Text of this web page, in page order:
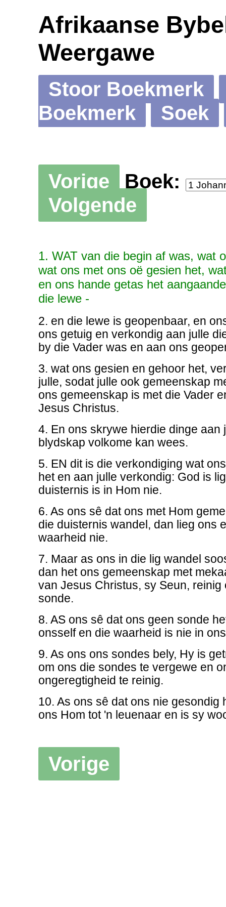
Afrikaanse
Weergawe
Stoor Boekmerk
Boekmerk
Soek
Vorige
Boek:
Volgende
1. WAT van die begin af was, wat
wat ons met ons oë gesien het,
en ons hande getas het
die lewe -
2. en die lewe is geopenbaar, en
ons getuig en verkondig aan julle
by die Vader was en aan ons
3. wat ons gesien en gehoor het,
julle, sodat julle ook gemeenskap
ons gemeenskap is met die Vader
Jesus Christus.
4. En ons skrywe hierdie dinge aan
blydskap volkome kan wees.
5. EN dit is die verkondiging wat
het en aan julle verkondig: God is
duisternis is in Hom nie.
6. As ons sê dat ons met Hom
die duisternis wandel, dan lieg ons
waarheid nie.
7. Maar as ons in die lig wandel
dan het ons gemeenskap met
van Jesus Christus, sy Seun, reinig
sonde.
8. AS ons sê dat ons geen sonde
onsself en die waarheid is nie in
9. As ons ons sondes bely, Hy is
om ons die sondes te vergewe en
ongeregtigheid te reinig.
10. As ons sê dat ons nie gesondig
ons Hom tot 'n leuenaar en is sy
Vorige